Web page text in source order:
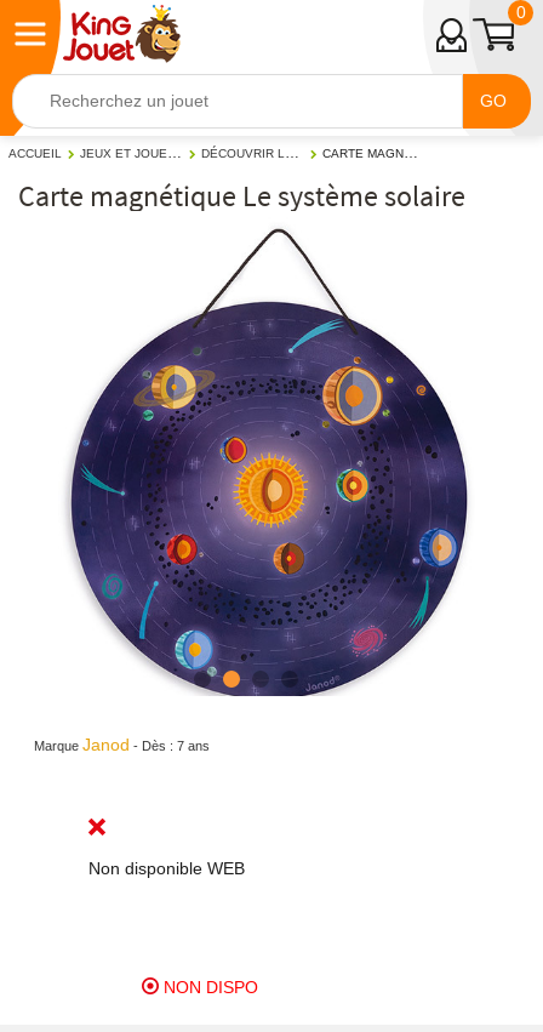
GO
0
ACCUEIL JEUX ET JOUETS ÉDUCATIFS DÉCOUVRIR LE MONDE CARTE MAGNÉTIQUE LE SYSTÈME SOLAIRE
Carte magnétique Le système solaire
Marque Janod - Dès : 7 ans
Non disponible WEB
NON DISPO